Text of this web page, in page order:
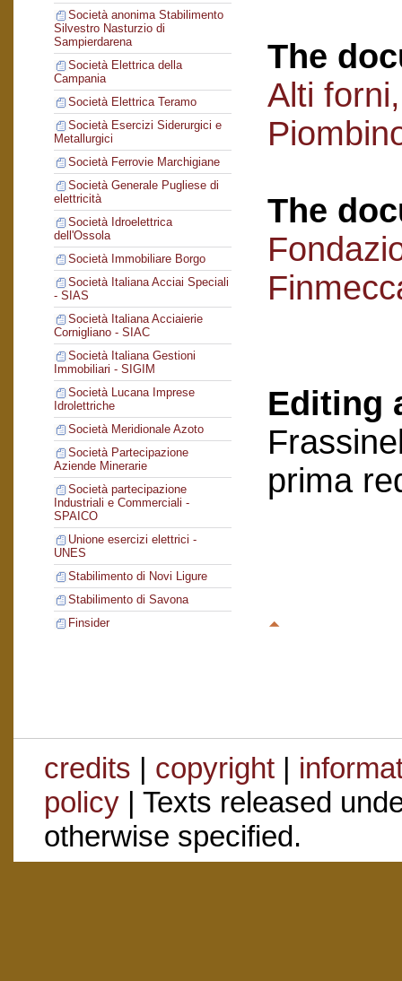
Società anonima Stabilimento
Silvestro Nasturzio di
Sampierdarena
Società Elettrica della
Campania
Società Elettrica Teramo
Società Esercizi Siderurgici e
Metallurgici
Società Ferrovie Marchigiane
Società Generale Pugliese di
elettricità
Società Idroelettrica
dell'Ossola
Società Immobiliare Borgo
Società Italiana Acciai Speciali
- SIAS
Società Italiana Acciaierie
Cornigliano - SIAC
Società Italiana Gestioni
Immobiliari - SIGIM
Società Lucana Imprese
Idrolettriche
Società Meridionale Azoto
Società Partecipazione
Aziende Minerarie
Società partecipazione
Industriali e Commerciali -
SPAICO
Unione esercizi elettrici -
UNES
Stabilimento di Novi Ligure
Stabilimento di Savona
Finsider
The
Alti
The
Editing
prima
credits | copyright|
policy| Texts released
otherwise specified.